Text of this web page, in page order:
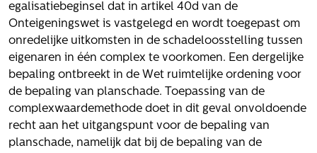
Werken bij
Vacatures
Contact
Klachten
Privacyverklaring
Proclaimer
egalisatiebeginsel dat in artikel 40d van de
Onteigeningswet is vastgelegd en wordt toegepast om
onredelijke uitkomsten in de schadeloosstelling tussen
eigenaren in één complex te voorkomen. Een dergelijke
bepaling ontbreekt in de Wet ruimtelijke ordening voor
de bepaling van planschade. Toepassing van de
complexwaardemethode doet in dit geval onvoldoende
recht aan het uitgangspunt voor de bepaling van
planschade, namelijk dat bij de bepaling van de